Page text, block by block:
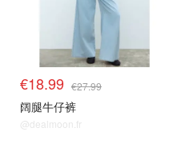
€18.99 €27.99
阔腿牛仔裤
@dealmoon.fr